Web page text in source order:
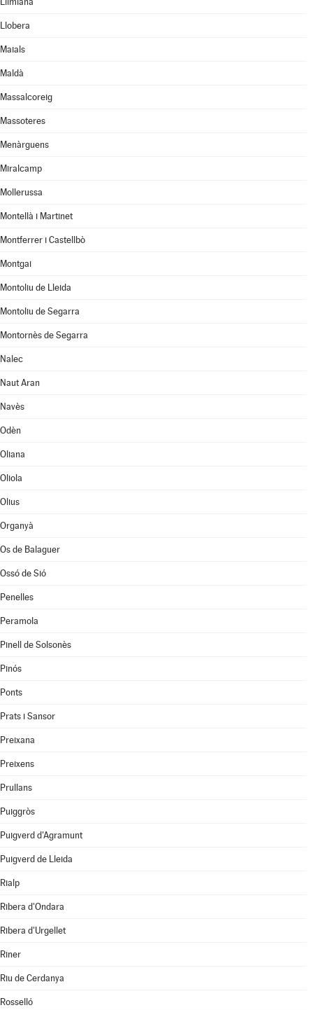
Llobera
Maials
Maldà
Massalcoreig
Massoteres
Menàrguens
Miralcamp
Mollerussa
Montellà i Martinet
Montferrer i Castellbò
Montgai
Montoliu de Lleida
Montoliu de Segarra
Montornès de Segarra
Nalec
Naut Aran
Navès
Odèn
Oliana
Oliola
Olius
Organyà
Os de Balaguer
Ossó de Sió
Penelles
Peramola
Pinell de Solsonès
Pinós
Ponts
Prats i Sansor
Preixana
Preixens
Prullans
Puiggròs
Puigverd d'Agramunt
Puigverd de Lleida
Rialp
Ribera d'Ondara
Ribera d'Urgellet
Riner
Riu de Cerdanya
Rosselló